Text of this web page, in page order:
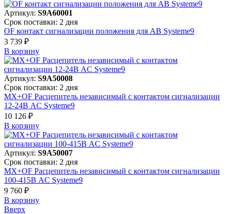
Артикул: S9A60001
Срок поставки: 2 дня
OF контакт сигнализации положения для АВ Systeme9
3 739 ₽
В корзинy
Артикул: S9A50008
Срок поставки: 2 дня
MX+OF Расцепитель независимый с контактом сигнализации
12-24В AC Systeme9
10 126 ₽
В корзинy
Артикул: S9A50007
Срок поставки: 2 дня
MX+OF Расцепитель независимый с контактом сигнализации
100-415В AC Systeme9
9 760 ₽
В корзинy
Вверх